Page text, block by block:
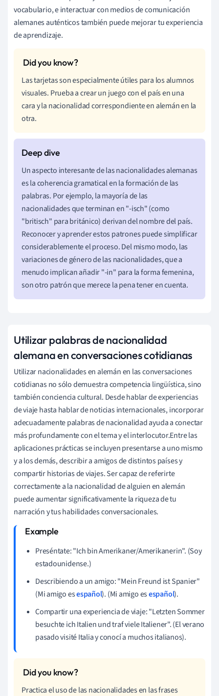
vocabulario, e interactuar con medios de comunicación
alemanes auténticos también puede mejorar tu experiencia
de aprendizaje.
Las tarjetas son especialmente útiles para los alumnos
visuales. Prueba a crear un juego con el país en una
cara y la nacionalidad correspondiente en alemán en la
otra.
Un aspecto interesante de las nacionalidades alemanas
es la coherencia gramatical en la formación de las
palabras. Por ejemplo, la mayoría de las
nacionalidades que terminan en "-isch" (como
"britisch" para británico) derivan del nombre del país.
Reconocer y aprender estos patrones puede simplificar
considerablemente el proceso. Del mismo modo, las
variaciones de género de las nacionalidades, que a
menudo implican añadir "-in" para la forma femenina,
son otro patrón que merece la pena tener en cuenta.
Utilizar palabras de nacionalidad
alemana en conversaciones cotidianas
Utilizar nacionalidades en alemán en las conversaciones
cotidianas no sólo demuestra competencia lingüística, sino
también conciencia cultural. Desde hablar de experiencias
de viaje hasta hablar de noticias internacionales, incorporar
adecuadamente palabras de nacionalidad ayuda a conectar
más profundamente con el tema y el interlocutor.Entre las
aplicaciones prácticas se incluyen presentarse a uno mismo
y a los demás, describir a amigos de distintos países y
compartir historias de viajes. Ser capaz de referirte
correctamente a la nacionalidad de alguien en alemán
puede aumentar significativamente la riqueza de tu
narración y tus habilidades conversacionales.
Preséntate: "Ich bin Amerikaner/Amerikanerin". (Soy
estadounidense.)
Describiendo a un amigo: "Mein Freund ist Spanier"
(Mi amigo esespañol). (Mi amigo esespañol).
Compartir una experiencia de viaje: "Letzten Sommer
besuchte ich Italien und traf viele Italiener". (El verano
pasado visité Italia y conocí a muchos italianos).
Practica el uso de las nacionalidades en las frases